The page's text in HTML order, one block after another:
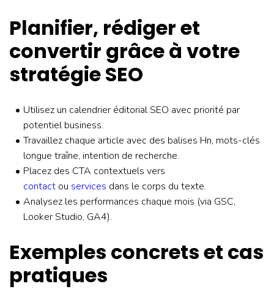
Planifier, rédiger et
convertir grâce à votre
stratégie SEO
Utilisez un calendrier éditorial SEO avec priorité par
potentiel business.
Travaillez chaque article avec des balises Hn, mots-clés
longue traîne, intention de recherche.
Placez des CTA contextuels vers
contact ou services dans le corps du texte.
Analysez les performances chaque mois (via GSC,
Looker Studio, GA4).
Exemples concrets et cas
pratiques